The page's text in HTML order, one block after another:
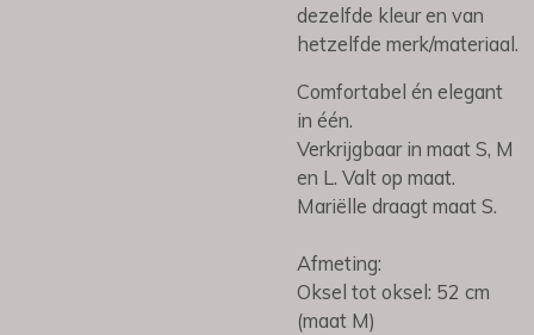
dezelfde kleur en van
hetzelfde merk/materiaal.
Comfortabel én elegant
in één.
Verkrijgbaar in maat S, M
en L. Valt op maat.
Mariëlle draagt maat S.
Afmeting:
Oksel tot oksel: 52 cm
(maat M)